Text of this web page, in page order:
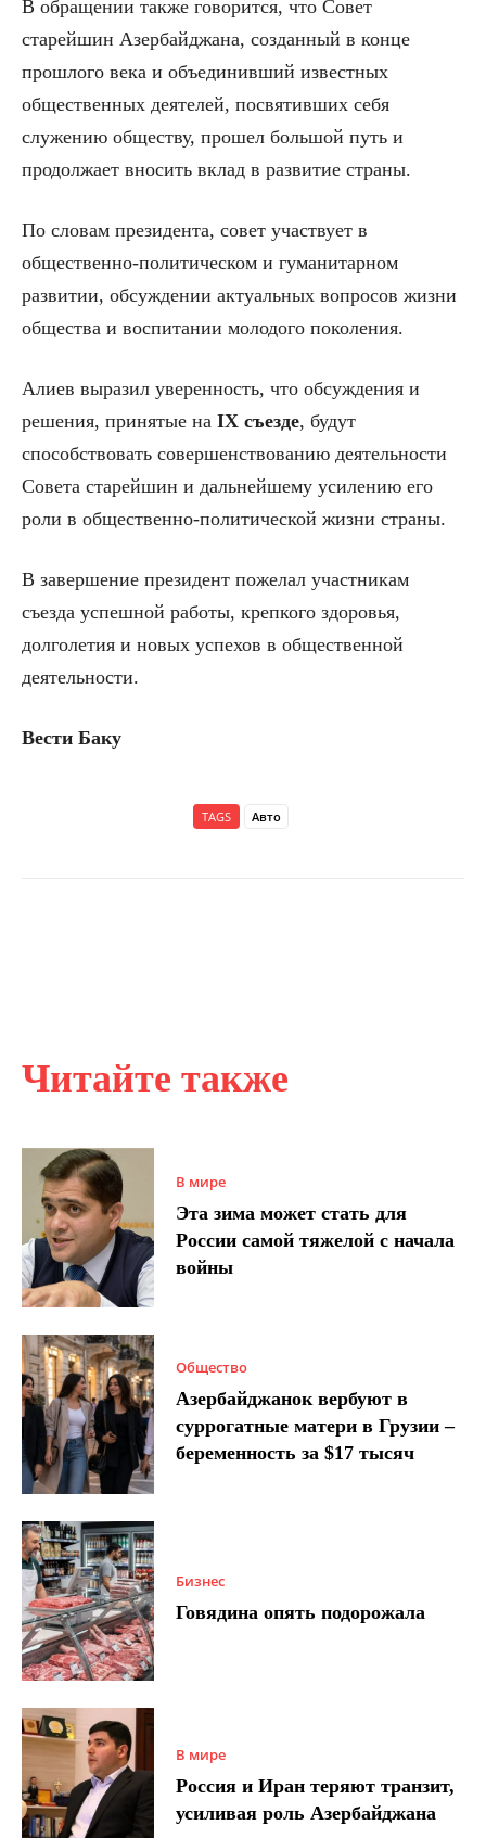
Читайте также
В мире
Эта зима может стать для
России самой тяжелой с начала
войны
Общество
Азербайджанок вербуют в
суррогатные матери в Грузии –
беременность за $17 тысяч
Бизнес
Говядина опять подорожала
В мире
Россия и Иран теряют транзит,
усиливая роль Азербайджана
В обращении также говорится, что Совет
старейшин Азербайджана, созданный в конце
прошлого века и объединивший известных
общественных деятелей, посвятивших себя
служению обществу, прошел большой путь и
продолжает вносить вклад в развитие страны.
По словам президента, совет участвует в
общественно-политическом и гуманитарном
развитии, обсуждении актуальных вопросов жизни
общества и воспитании молодого поколения.
Алиев выразил уверенность, что обсуждения и
решения, принятые на IX съезде, будут
способствовать совершенствованию деятельности
Совета старейшин и дальнейшему усилению его
роли в общественно-политической жизни страны.
В завершение президент пожелал участникам
съезда успешной работы, крепкого здоровья,
долголетия и новых успехов в общественной
деятельности.
Вести Баку
TAGS Авто